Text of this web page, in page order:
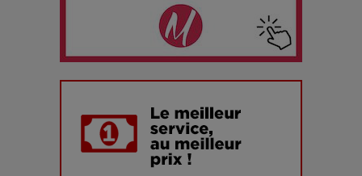
Les dessous de la fast fashion : un désastre écologique en
Adieu Jean-Pat : rire au bord du précipice